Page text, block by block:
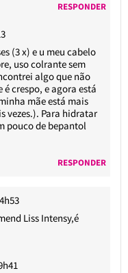
RESPONDER
(3 x) e u meu cabelo
uso colrante sem
algo que não
crespo, e agora está
mãe está mais
vezes.). Para hidratar
pouco de bepantol
RESPONDER
Liss Intensy,é